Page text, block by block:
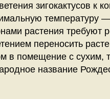
зигокактусов к
температуру
растения требуют
переносить
в помещение с сухим,
название